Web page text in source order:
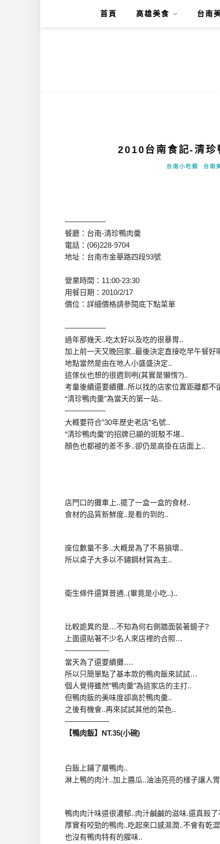
首頁 高雄美食 台南
2010台南食記-清珍
台南小吃類 台南
—————–
餐廳：台南-清珍鴨肉羹
電話：(06)228-9704
地址：台南市金華路四段93號
營業時間：11:00-23:30
用餐日期：2010/2/17
價位：詳細價格請參閱底下點菜單
—————–
過年那幾天..吃太好以及吃的很暴胃..
加上前一天又晚回家..最後決定直接吃早午餐好
地點當然是由在地人小盛盛決定..
這傢伙也想的很週到咧(其實是懶惰?)..
考量後續還要續攤..所以找的店家位置距離都不
“清珍鴨肉羹”為當天的第一站..
—————–
大概要符合”30年歷史老店”名號..
“清珍鴨肉羹”的招牌已顯的斑駁不堪..
顏色也都褪的差不多..卻仍是高掛在店面上..
店門口的攤車上..擺了一盒一盒的食材..
食材的品質新鮮度..是看的到的..
座位數量不多..大概是為了不易損壞..
所以桌子大多以不鏽鋼材質為主..
衛生條件還算普通..(畢竟是小吃..)..
比較詭異的是…不知為何右側牆面裝著鏡子?
上面還貼著不少名人來店裡的合照…
——————
當天為了還要續攤….
所以只簡單點了基本款的鴨肉飯來試試…
個人覺得雖然”鴨肉羹”為這家店的主打..
但鴨肉飯的美味度卻高於鴨肉羹..
之後有機會..再來試試其他的菜色..
——————
【鴨肉飯】NT.35(小碗)
白飯上鋪了層鴨肉..
淋上鴨的肉汁..加上醬瓜..油油亮亮的樣子讓人
鴨肉肉汁味道很濃郁..肉汁鹹鹹的滋味.還真殺
厚實有咬勁的鴨肉..吃起來口感濕潤..不會有乾
也沒有鴨肉特有的腥味..